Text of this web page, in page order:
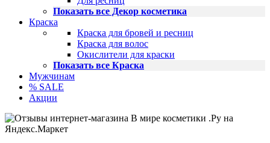
Показать все Декор косметика
Краска
Краска для бровей и ресниц
Краска для волос
Окислители для краски
Показать все Краска
Мужчинам
% SALE
Акции